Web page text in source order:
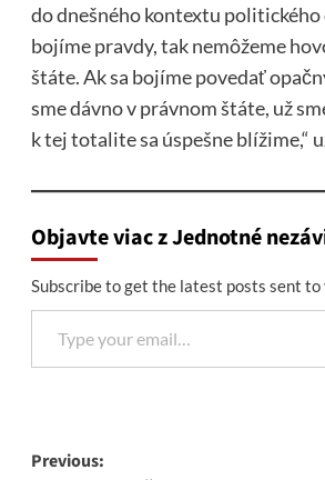
do dnešného kontextu politického
bojíme pravdy, tak nemôžeme
štáte. Ak sa bojíme povedať
sme dávno v právnom štáte, už
k tej totalite sa úspešne blížime,“
Objavte viac z Jednotné
Subscribe to get the latest posts sent to
Type your email…
Post
Previous: